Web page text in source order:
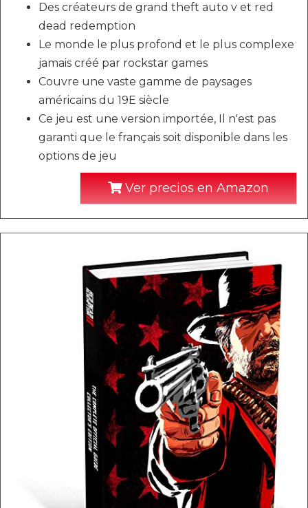
Des créateurs de grand theft auto v et red
dead redemption
Le monde le plus profond et le plus complexe
jamais créé par rockstar games
Couvre une vaste gamme de paysages
américains du 19E siècle
Ce jeu est une version importée, Il n'est pas
garanti que le français soit disponible dans les
options de jeu
Ver precios en Amazon